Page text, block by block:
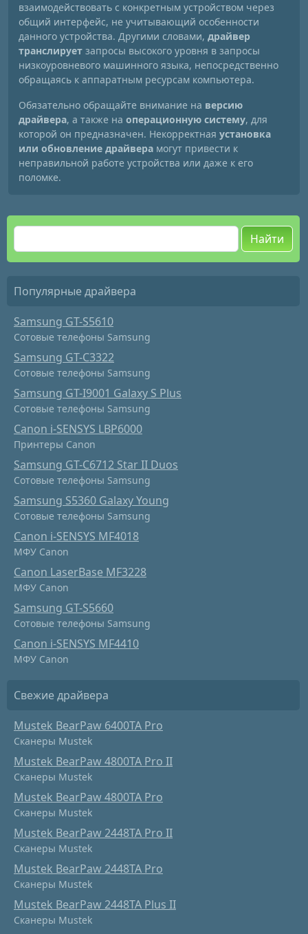
взаимодействовать с конкретным устройством через
общий интерфейс, не учитывающий особенности
данного устройства. Другими словами, драйвер
транслирует запросы высокого уровня в запросы
низкоуровневого машинного языка, непосредственно
обращаясь к аппаратным ресурсам компьютера.
Обязательно обращайте внимание на версию
драйвера, а также на операционную систему, для
которой он предназначен. Некорректная установка
или обновление драйвера могут привести к
неправильной работе устройства или даже к его
поломке.
Найти
Популярные драйвера
Samsung GT-S5610
Сотовые телефоны Samsung
Samsung GT-C3322
Сотовые телефоны Samsung
Samsung GT-I9001 Galaxy S Plus
Сотовые телефоны Samsung
Canon i-SENSYS LBP6000
Принтеры Canon
Samsung GT-C6712 Star II Duos
Сотовые телефоны Samsung
Samsung S5360 Galaxy Young
Сотовые телефоны Samsung
Canon i-SENSYS MF4018
МФУ Canon
Canon LaserBase MF3228
МФУ Canon
Samsung GT-S5660
Сотовые телефоны Samsung
Canon i-SENSYS MF4410
МФУ Canon
Свежие драйвера
Mustek BearPaw 6400TA Pro
Сканеры Mustek
Mustek BearPaw 4800TA Pro II
Сканеры Mustek
Mustek BearPaw 4800TA Pro
Сканеры Mustek
Mustek BearPaw 2448TA Pro II
Сканеры Mustek
Mustek BearPaw 2448TA Pro
Сканеры Mustek
Mustek BearPaw 2448TA Plus II
Сканеры Mustek